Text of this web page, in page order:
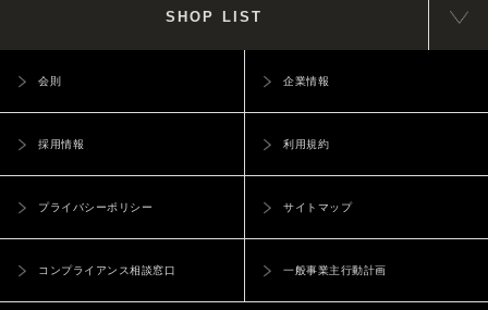
SHOP LIST
会則 企業情報
採用情報 利用規約
プライバシーポリシー サイトマップ
コンプライアンス相談窓口 一般事業主行動計画